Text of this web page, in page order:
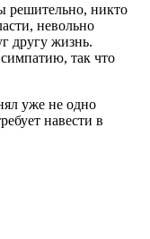
решительно, никто
невольно
другу жизнь.
так что
уже не одно
навести в